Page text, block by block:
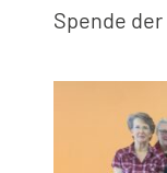
Spende